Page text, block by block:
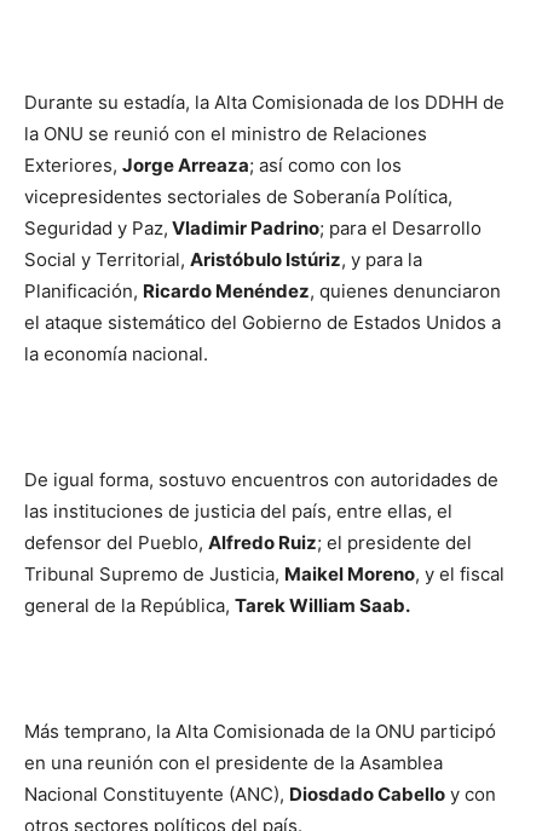
Durante su estadía, la Alta Comisionada de los DDHH de
la ONU se reunió con el ministro de Relaciones
Exteriores, Jorge Arreaza; así como con los
vicepresidentes sectoriales de Soberanía Política,
Seguridad y Paz, Vladimir Padrino; para el Desarrollo
Social y Territorial, Aristóbulo Istúriz, y para la
Planificación, Ricardo Menéndez, quienes denunciaron
el ataque sistemático del Gobierno de Estados Unidos a
la economía nacional.
De igual forma, sostuvo encuentros con autoridades de
las instituciones de justicia del país, entre ellas, el
defensor del Pueblo, Alfredo Ruiz; el presidente del
Tribunal Supremo de Justicia, Maikel Moreno, y el fiscal
general de la República, Tarek William Saab.
Más temprano, la Alta Comisionada de la ONU participó
en una reunión con el presidente de la Asamblea
Nacional Constituyente (ANC), Diosdado Cabello y con
otros sectores políticos del país.